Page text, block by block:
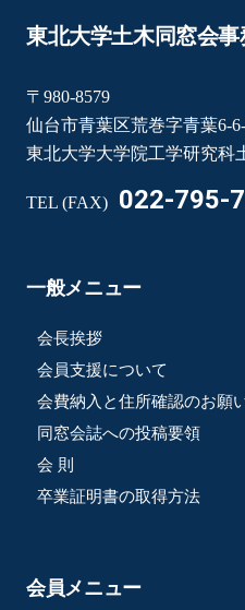
東北大学土木同窓会事
〒980-8579
仙台市青葉区荒巻字青葉6-
東北大学大学院工学研究科
TEL (FAX) 022-795-
一般メニュー
会長挨拶
会員支援について
会費納入と住所確認のお願
同窓会誌への投稿要領
会 則
卒業証明書の取得方法
会員メニュー